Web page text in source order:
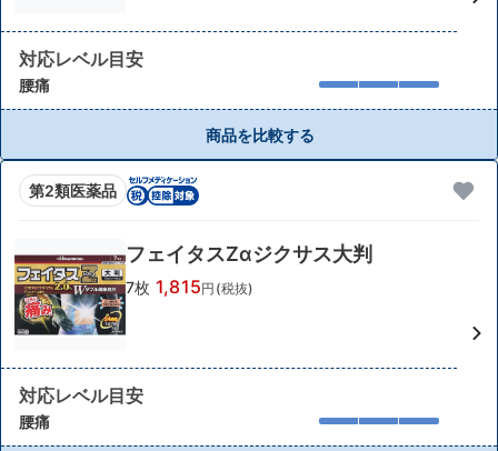
対応レベル目安
腰痛
商品を比較する
第2類医薬品
フェイタスZαジクサス大判
7枚 1,815円(税抜)
対応レベル目安
腰痛